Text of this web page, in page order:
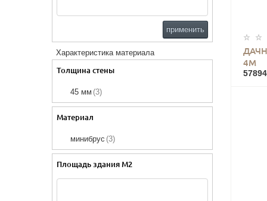
применить
Характеристика материала
Толщина стены
45 мм (3)
Материал
минибрус (3)
Площадь здания М2
4М